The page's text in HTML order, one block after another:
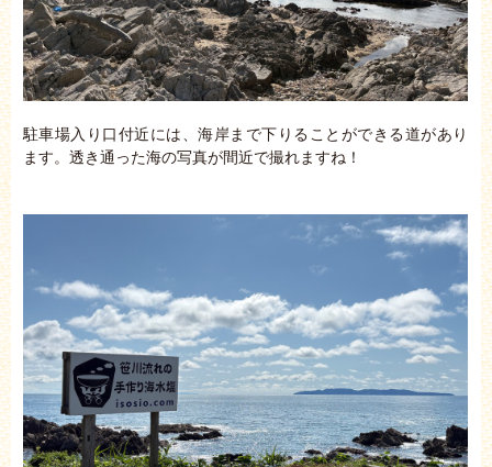
駐車場入り口付近には、海岸まで下りることができる道があり
ます。透き通った海の写真が間近で撮れますね！